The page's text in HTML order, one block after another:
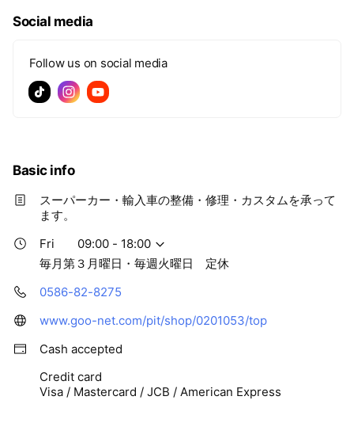
Social media
Follow us on social media
Basic info
スーパーカー・輸入車の整備・修理・カスタムを承って
ます。
Fri
09:00 - 18:00
毎月第３月曜日・毎週火曜日 定休
0586-82-8275
www.goo-net.com/pit/shop/0201053/top
Cash accepted
Credit card
Visa / Mastercard / JCB / American Express